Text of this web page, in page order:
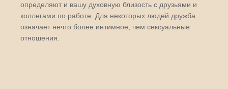
определяют и вашу духовную близость с друзьями и
коллегами по работе. Для некоторых людей дружба
означает нечто более интимное, чем сексуальные
отношения.